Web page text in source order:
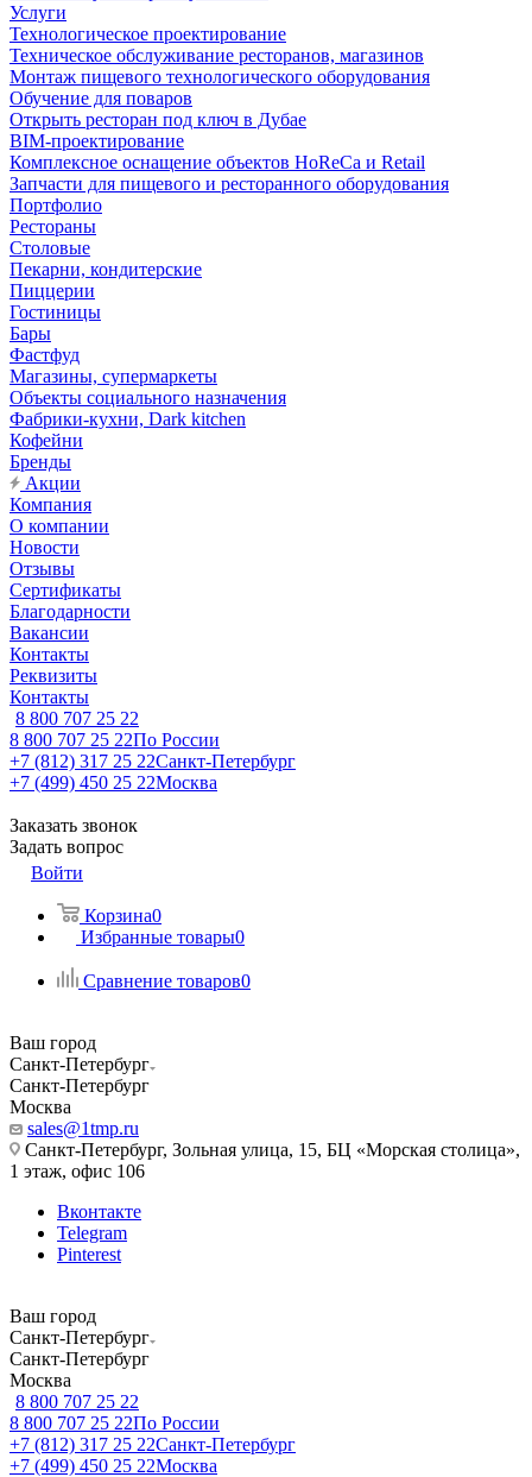
Услуги
Технологическое проектирование
Техническое обслуживание ресторанов, магазинов
Монтаж пищевого технологического оборудования
Обучение для поваров
Открыть ресторан под ключ в Дубае
BIM-проектирование
Комплексное оснащение объектов HoReCa и Retail
Запчасти для пищевого и ресторанного оборудования
Портфолио
Рестораны
Столовые
Пекарни, кондитерские
Пиццерии
Гостиницы
Бары
Фастфуд
Магазины, супермаркеты
Объекты социального назначения
Фабрики-кухни, Dark kitchen
Кофейни
Бренды
Акции
Компания
О компании
Новости
Отзывы
Сертификаты
Благодарности
Вакансии
Контакты
Реквизиты
Контакты
8 800 707 25 22
8 800 707 25 22По России
+7 (812) 317 25 22Санкт-Петербург
+7 (499) 450 25 22Москва
Заказать звонок
Задать вопрос
Войти
Корзина0
Избранные товары0
Сравнение товаров0
Ваш город
Санкт-Петербург
Санкт-Петербург
Москва
sales@1tmp.ru
Санкт-Петербург, Зольная улица, 15, БЦ «Морская столица»,
1 этаж, офис 106
Вконтакте
Telegram
Pinterest
Ваш город
Санкт-Петербург
Санкт-Петербург
Москва
8 800 707 25 22
8 800 707 25 22По России
+7 (812) 317 25 22Санкт-Петербург
+7 (499) 450 25 22Москва